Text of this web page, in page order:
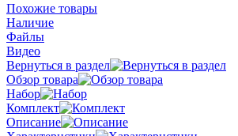
Похожие товары
Наличие
Файлы
Видео
Вернуться в раздел
Обзор товара
Набор
Комплект
Описание